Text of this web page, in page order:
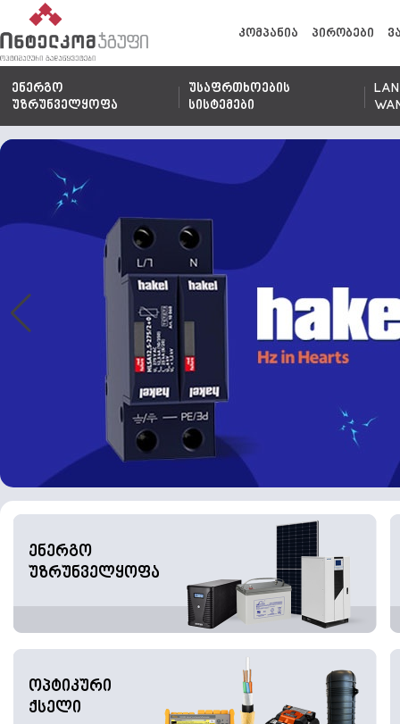
კომპანია პირობები
ენერგო
უზრუნველყოფა
უსაფრთხოების
სისტემები
ენერგო
უზრუნველყოფა
ოპტიკური
ქსელი